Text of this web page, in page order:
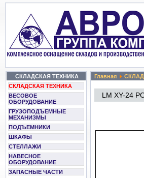
СКЛАДСКАЯ ТЕХНИКА
СКЛАДСКАЯ ТЕХНИКА
ВЕСОВОЕ
ОБОРУДОВАНИЕ
ГРУЗОПОДЪЕМНЫЕ
МЕХАНИЗМЫ
ПОДЪЕМНИКИ
ШКАФЫ
СТЕЛЛАЖИ
НАВЕСНОЕ
ОБОРУДОВАНИЕ
ЗАПАСНЫЕ ЧАСТИ
Главная
LM XY-24